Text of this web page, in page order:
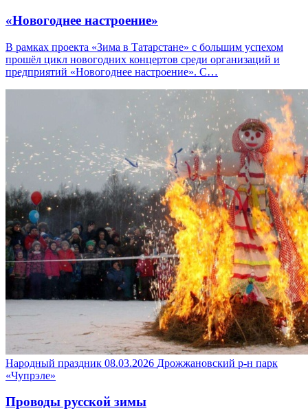
«Новогоднее настроение»
В рамках проекта «Зима в Татарстане» с большим успехом
прошёл цикл новогодних концертов среди организаций и
предприятий «Новогоднее настроение». С…
Народный праздник 08.03.2026 Дрожжановский р-н парк
«Чупрэле»
Проводы русской зимы